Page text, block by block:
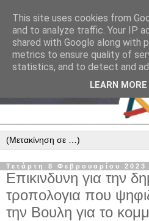
Τετάρτη 8 Φεβρουαρίου 2023
Επικινδυνη για την
τροπολογια που
την Βουλη για το
This site uses cookies from
and to analyze traffic. Your IP
shared with Google along with
metrics to ensure quality of
statistics, and to detect and
LEARN MORE